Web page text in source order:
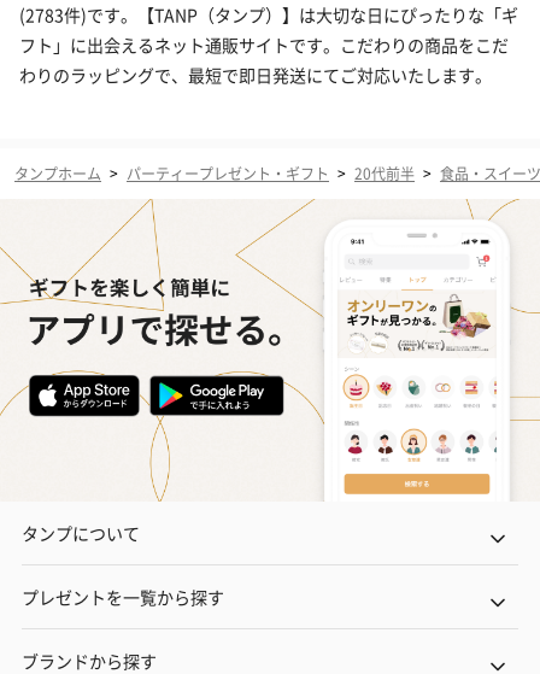
(2783件)です。【TANP（タンプ）】は大切な日にぴったりな「ギ
フト」に出会えるネット通販サイトです。こだわりの商品をこだ
わりのラッピングで、最短で即日発送にてご対応いたします。
タンプホーム > パーティープレゼント・ギフト > 20代前半 > 食品・スイーツ
タンプについて
プレゼントを一覧から探す
ブランドから探す